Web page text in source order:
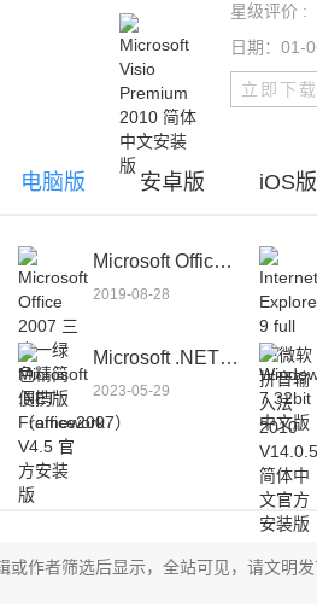
星级评价 :
日期：01-
立即下载
电脑版 安卓版 iOS版
Microsoft Office 2007 三合一绿色精简便携版（office2007）
2019-08-28
Microsoft .NET Framework V4.5 官方安装版
2023-05-29